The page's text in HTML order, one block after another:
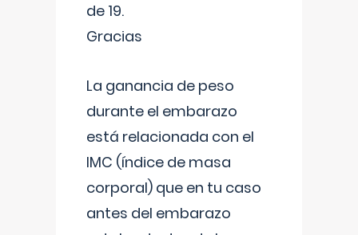
de 19.
Gracias
La ganancia de peso
durante el embarazo
está relacionada con el
IMC (índice de masa
corporal) que en tu caso
antes del embarazo